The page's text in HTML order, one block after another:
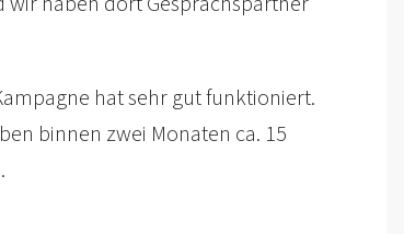
hat sehr gut funktioniert.
binnen zwei Monaten ca. 15